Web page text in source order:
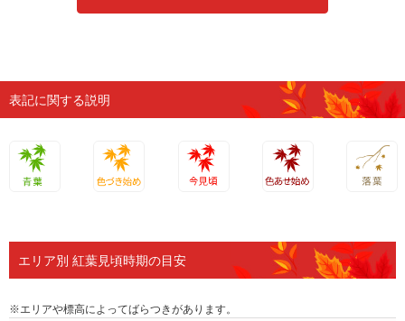
表記に関する説明
エリア別 紅葉見頃時期の目安
※エリアや標高によってばらつきがあります。